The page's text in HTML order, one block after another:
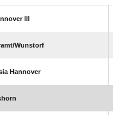
III
​Wunstorf
Hannover